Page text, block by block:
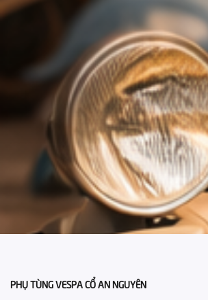
PHỤ TÙNG VESPA CỔ AN NGUYÊN